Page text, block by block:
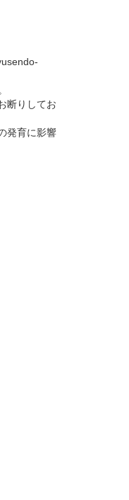
断りしてお
発育に影響